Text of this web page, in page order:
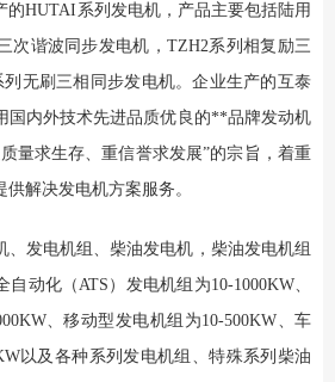
的HUTAI系列发电机，产品主要包括陆用
次谐波同步发电机，TZH2系列相复励三
无刷三相同步发电机。企业生产的互泰
国内外技术先进品质优良的**品牌发动机
量求生存、重信誉求发展”的宗旨，着重
解决发电机方案服务。
、发电机组、柴油发电机，柴油发电机组
自动化（ATS）发电机组为10-1000KW、
、移动型发电机组为10-500KW、车
以及各种系列发电机组、特殊系列柴油